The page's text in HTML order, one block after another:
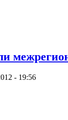
- 19:56